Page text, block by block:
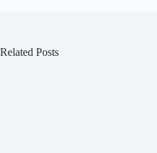
Related Posts